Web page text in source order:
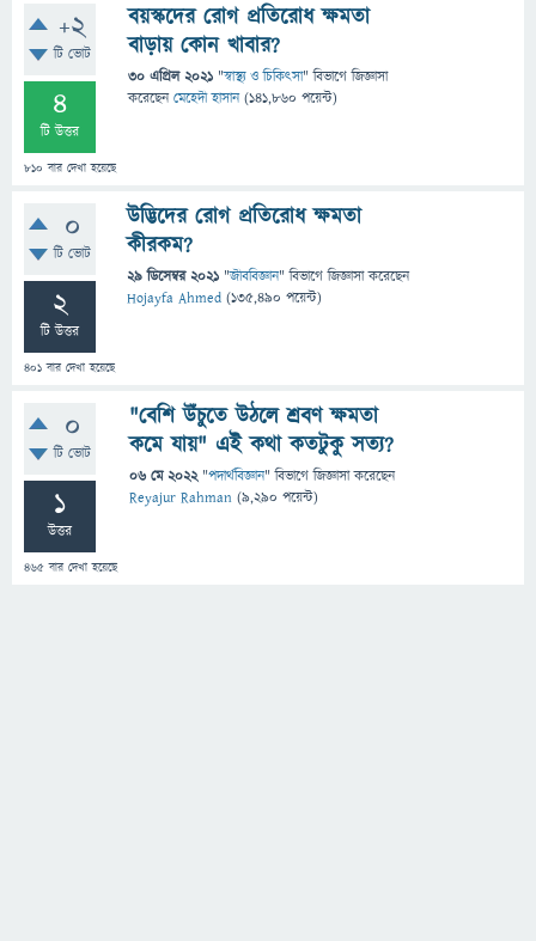
+2
টি ভোট
4
টি উত্তর
810 বার দেখা হয়েছে
বয়স্কদের রোগ প্রতিরোধ ক্ষমতা
বাড়ায় কোন খাবার?
30 এপ্রিল 2021 "স্বাস্থ্য ও চিকিৎসা" বিভাগে জিজ্ঞাসা
করেছেনমেহেদী হাসান (141,860 পয়েন্ট)
0
টি ভোট
2
টি উত্তর
401 বার দেখা হয়েছে
উদ্ভিদের রোগ প্রতিরোধ ক্ষমতা
কীরকম?
29 ডিসেম্বর 2021 "জীববিজ্ঞান" বিভাগে জিজ্ঞাসাকরেছেন
Hojayfa Ahmed (135,490 পয়েন্ট)
0
টি ভোট
1
উত্তর
465 বার দেখা হয়েছে
"বেশি উঁচুতে উঠলে শ্রবণ ক্ষমতা
কমে যায়" এই কথা কতটুকু সত্য?
06 মে 2022 "পদার্থবিজ্ঞান" বিভাগে জিজ্ঞাসাকরেছেন
Reyajur Rahman (9,290 পয়েন্ট)